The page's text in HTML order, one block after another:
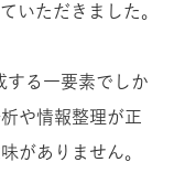
いただきました。
する一要素でしか
や情報整理が正
がありません。